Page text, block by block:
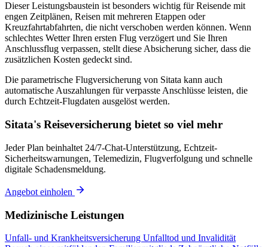
Dieser Leistungsbaustein ist besonders wichtig für Reisende mit
engen Zeitplänen, Reisen mit mehreren Etappen oder
Kreuzfahrtabfahrten, die nicht verschoben werden können. Wenn
schlechtes Wetter Ihren ersten Flug verzögert und Sie Ihren
Anschlussflug verpassen, stellt diese Absicherung sicher, dass die
zusätzlichen Kosten gedeckt sind.
Die parametrische Flugversicherung von Sitata kann auch
automatische Auszahlungen für verpasste Anschlüsse leisten, die
durch Echtzeit-Flugdaten ausgelöst werden.
Sitata's Reiseversicherung bietet so viel mehr
Jeder Plan beinhaltet 24/7-Chat-Unterstützung, Echtzeit-
Sicherheitswarnungen, Telemedizin, Flugverfolgung und schnelle
digitale Schadensmeldung.
Angebot einholen
Medizinische Leistungen
Unfall- und Krankheitsversicherung Unfalltod und Invalidität